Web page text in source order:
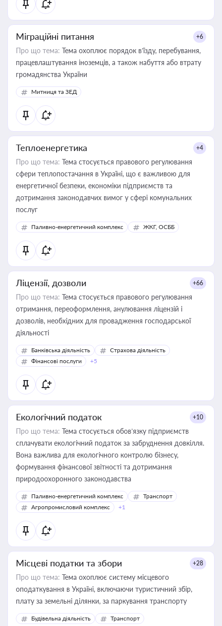
Міграційні питання +6
Про що тема: Тема охоплює порядок в’їзду, перебування,
працевлаштування іноземців, а також набуття або втрату
громадянства України
Митниця та ЗЕД
Теплоенергетика +4
Про що тема: Тема стосується правового регулювання
сфери теплопостачання в Україні, що є важливою для
енергетичної безпеки, економіки підприємств та
дотримання законодавчих вимог у сфері комунальних
послуг
Паливно-енергетичний комплекс ЖКГ, ОСББ
Ліцензії, дозволи +66
Про що тема: Тема стосується правового регулювання
отримання, переоформлення, анулювання ліцензій і
дозволів, необхідних для провадження господарської
діяльності
Банківська діяльність
Страхова діяльність
Фінансові послуги
+5
Екологічний податок +10
Про що тема: Тема стосується обов’язку підприємств
сплачувати екологічний податок за забруднення довкілля.
Вона важлива для екологічного контролю бізнесу,
формування фінансової звітності та дотримання
природоохоронного законодавства
Паливно-енергетичний комплекс
Транспорт
Агропромисловий комплекс
+1
Місцеві податки та збори +28
Про що тема: Тема охоплює систему місцевого
оподаткування в Україні, включаючи туристичний збір,
плату за земельні ділянки, за паркування транспорту
Будівельна діяльність Транспорт